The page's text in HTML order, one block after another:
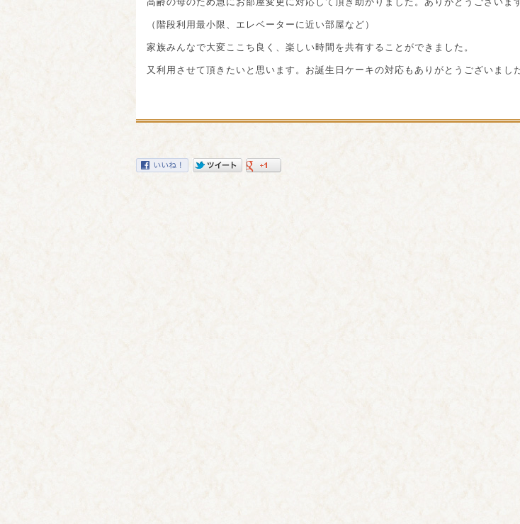
（階段利用最小限、エレベーターに近い部屋など）
家族みんなで大変ここち良く、楽しい時間を共有することができました。
又利用させて頂きたいと思います。お誕生日ケーキの対応もありがとうございまし